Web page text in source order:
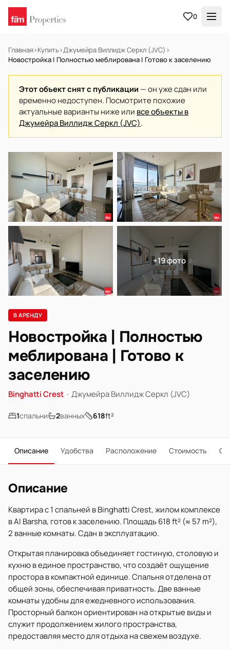
0
Главная›Купить›Джумейра Виллидж Серкл (JVC) ›
Новостройка | Полностью меблирована | Готово к заселению
Этот объект снят с публикации — он уже сдан или
временно недоступен. Посмотрите похожие
актуальные варианты ниже или все объекты в
Джумейра Виллидж Серкл (JVC).
В АРЕНДУ Готов к заселению
+19 фото
В АРЕНДУ
Новостройка | Полностью
меблирована | Готово к
заселению
Binghatti Crest · Джумейра Виллидж Серкл (JVC)
1спальни 2ванных 618ft²
Описание Удобства Расположение Стоимость О
Описание
Квартира с 1 спальней в Binghatti Crest, жилом комплексе
в Al Barsha, готов к заселению. Площадь 618 ft² (≈ 57 m²),
2 ванные комнаты. Сдан в эксплуатацию.
Открытая планировка объединяет гостиную, столовую и
кухню в единое пространство, что создаёт ощущение
простора в компактной единице. Спальня отделена от
общей зоны, обеспечивая приватность. Две ванные
комнаты удобны для ежедневного использования.
Просторный балкон ориентирован на открытые виды и
служит продолжением жилого пространства,
предоставляя место для отдыха на свежем воздухе.